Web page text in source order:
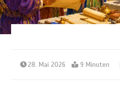
28. Mai 2026 9 Minuten